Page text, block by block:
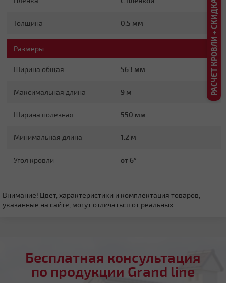
Толщина 0.5 мм
Размеры
Ширина общая 563 мм
Максимальная длина 9 м
Ширина полезная 550 мм
Минимальная длина 1.2 м
Угол кровли от 6°
Внимание! Цвет, характеристики и комплектация товаров,
указанные на сайте, могут отличаться от реальных.
Бесплатная консультация
по продукции Grand line
РАСЧЕТ КРОВЛИ + СКИДКА ДО 20%
Плоская
Четырехскатная вальмовая
Четырехскатная шатровая